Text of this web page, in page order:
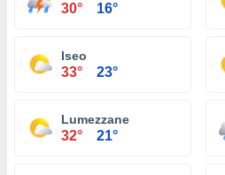
30° 16°
Iseo
33° 23°
Lumezzane
32° 21°